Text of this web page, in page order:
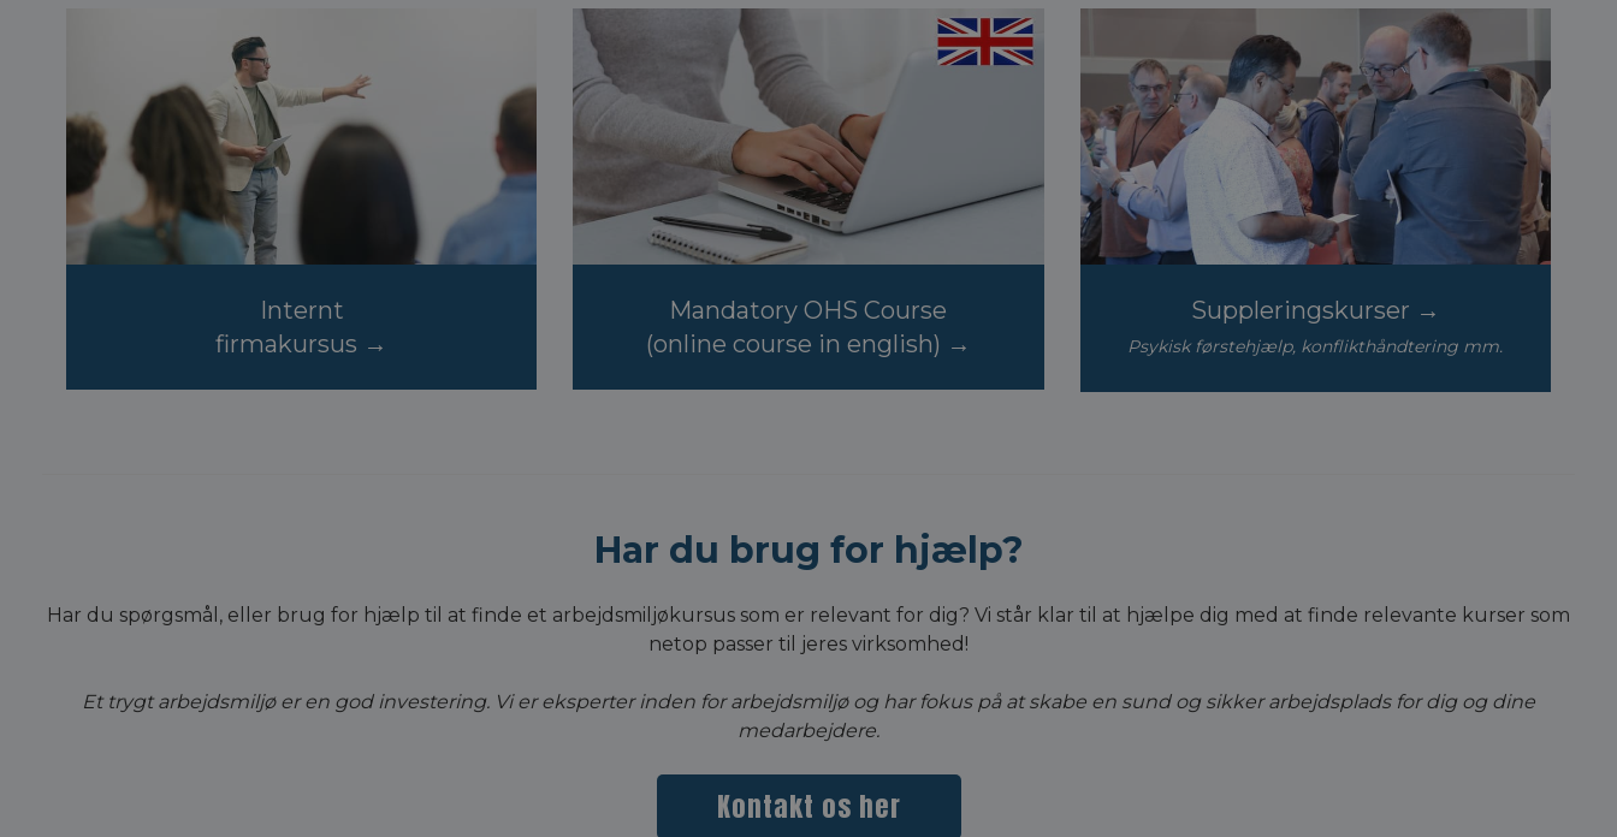
Internt
firmakursus →
Mandatory OHS Course
(online course in english) →
Suppleringskurser →
Psykisk førstehjælp, konflikthåndtering mm.
Har du brug for hjælp?
Har du spørgsmål, eller brug for hjælp til at finde et arbejdsmiljøkursus som er relevant for dig? Vi står klar til at hjælpe dig med at finde relevante kurser som
netop passer til jeres virksomhed!
Et trygt arbejdsmiljø er en god investering. Vi er eksperter inden for arbejdsmiljø og har fokus på at skabe en sund og sikker arbejdsplads for dig og dine
medarbejdere.
Kontakt os her